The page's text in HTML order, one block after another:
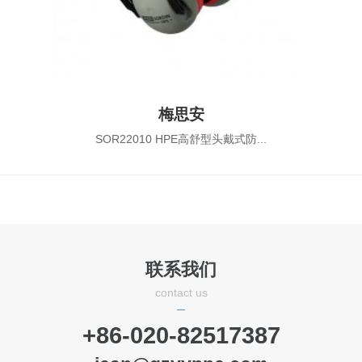
梅思安
SOR22010 HPE高舒型头戴式防...
联系我们
contact us
+86-020-82517387